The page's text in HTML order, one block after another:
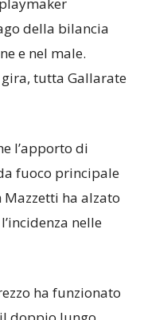
della bilancia
e nel male.
tutta Gallarate
l’apporto di
fuoco principale
Mazzetti ha alzato
nelle
ha funzionato